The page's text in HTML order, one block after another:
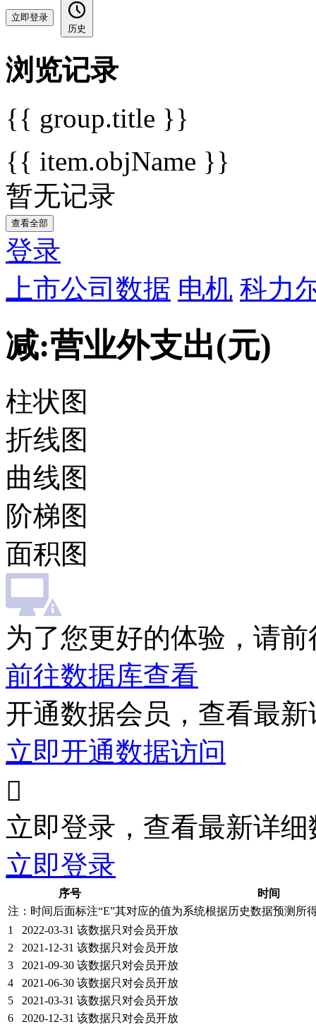
立即登录
历史
浏览记录
{{ group.title }}
{{ item.objName }}
暂无记录
查看全部
登录
上市公司数据 电机 科力
减:营业外支出(元)
柱状图
折线图
曲线图
阶梯图
面积图
为了您更好的体验，请
前往数据库查看
开通数据会员，查看最
立即开通数据访问

立即登录，查看最新详细
立即登录
序号
时间
注：时间后面标注“E”其对应的值为系统根据历史数据预测所
1
2022-03-31 该数据只对会员开放
2
2021-12-31 该数据只对会员开放
3
2021-09-30 该数据只对会员开放
4
2021-06-30 该数据只对会员开放
5
2021-03-31 该数据只对会员开放
6
2020-12-31 该数据只对会员开放